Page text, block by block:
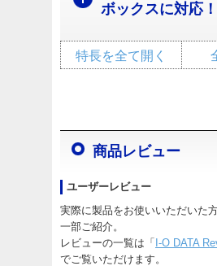
ボックスに対応！
特長を全て開く
商品レビュー
ユーザーレビュー
実際に製品をお使いいただいた
一部ご紹介。
レビューの一覧は「 I-O DATA
でご覧いただけます。